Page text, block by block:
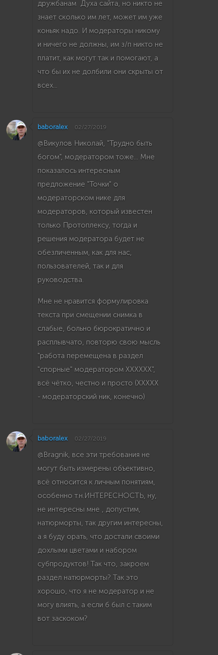
дружбанам Духа сайта, но никто не
знает сколько им лет, может им уже
коньяк надо. И модераторы никому
и ничего не должны, им з/п никто не
платит, как могут так и помогают, а
что бы их не долбили они скрыты от
всех...
baboralex 02/27/2019
@Викулов Николай, "Трудно быть
богом", модератором тоже... Мне
показалось интересным
предложение "Точки" о
модераторском нике для
модераторов, который известен
только Протоплексу, тогда и
решения модератора будет не
обезличенным, как для нас,
пользователей, так и для
руководства.
Мне не нравится формулировка
текста при смещении снимка в
слабые, больно бюрократично и
расплывчато, повторю свою мысль
"работа перемещена в раздел
"спорные" модератором ХХХХХХ",
всё чётко, честно и просто (ХХХХХ
- модераторский ник, конечно)
baboralex 02/27/2019
@Bragnik, все эти требования не
могут быть измерены объективно,
всё относится к личным понятиям,
особенно т.н.ИНТЕРЕСНОСТЬ, ну,
не интересны мне , допустим,
натюрморты, так другим интересны,
а я буду орать, что достали своими
дохлыми цветами и набором
субпродуктов! Так что, закроем
раздел натюрморты? Так это
хорошо, что я не модератор и не
могу влиять, а если б был с таким
вот заскоком?